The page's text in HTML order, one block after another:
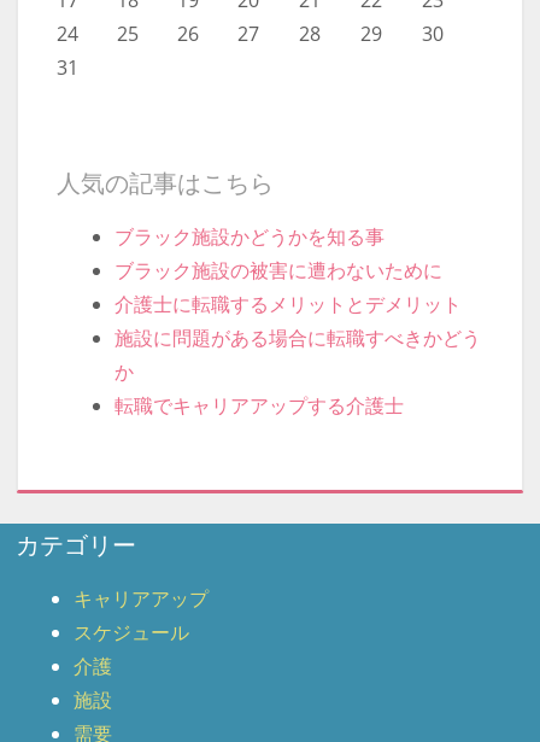
24
25 26 27 28 29
30
31
人気の記事はこちら
ブラック施設かどうかを知る事
ブラック施設の被害に遭わないために
介護士に転職するメリットとデメリット
施設に問題がある場合に転職すべきかどう
か
転職でキャリアアップする介護士
カテゴリー
キャリアアップ
スケジュール
介護
施設
需要